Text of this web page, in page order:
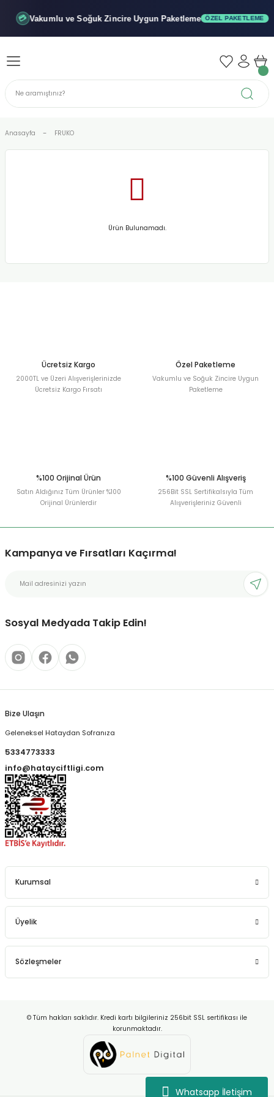
Whatsapp İletişim
💳 Vakumlu ve SoğukZincire Uygun Paketleme ÖZEL PAKETLEME
Geri Dön
Geri Dön
Geri Dön
Anasayfa FRUKO
Ürün Bulunamadı.
Ücretsiz Kargo
2000TL ve Üzeri Alışverişlerinizde
Ücretsiz Kargo Fırsatı
Özel Paketleme
Vakumlu ve Soğuk Zincire Uygun
Paketleme
%100 Orijinal Ürün
Satın Aldığınız Tüm Ürünler %100
Orijinal Ürünlerdir
%100 Güvenli Alışveriş
256Bit SSL Sertifikalsıyla Tüm
Alışverişleriniz Güvenli
Kampanya ve Fırsatları Kaçırma!
Sosyal Medyada Takip Edin!
Bize Ulaşın
Geleneksel Hataydan Sofranıza
5334773333
info@hatayciftligi.com
Kurumsal
Üyelik
Sözleşmeler
© Tüm hakları saklıdır. Kredi kartı bilgileriniz 256bit SSL sertifikası ile
korunmaktadır.